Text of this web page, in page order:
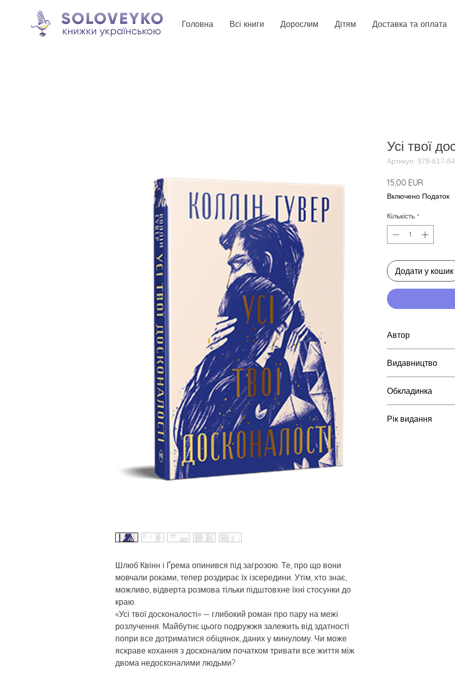
Головна Всі книги Дорослим Дітям Доставка та оплата
Шлюб Квінн і Ґрема опинився під загрозою. Те, про що вони
мовчали роками, тепер роздирає їх ізсередини. Утім, хто знає,
можливо, відверта розмова тільки підштовхне їхні стосунки до
краю.
«Усі твої досконалості» — глибокий роман про пару на межі
розлучення. Майбутнє цього подружжя залежить від здатності
попри все дотриматися обіцянок, даних у минулому. Чи може
яскраве кохання з досконалим початком тривати все життя між
двома недосконалими людьми?
Усі твої
Артикул: 978-617-
15,00 EUR
Включено Податок
Кількість *
Додати у кошик
Автор
Коллін Гувер
Видавництво
Обкладинка
Рік видання